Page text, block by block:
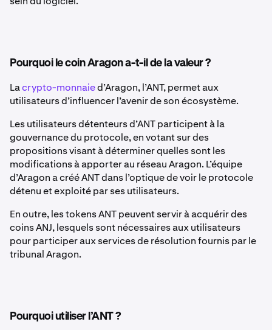
Pourquoi le coin Aragon a-t-il de la valeur ?
Lacrypto-monnaied’Aragon, l’ANT, permet aux
utilisateurs d’influencer l’avenir de son écosystème.
Les utilisateurs détenteurs d’ANT participent à la
gouvernance du protocole, en votant sur des
propositions visant à déterminer quelles sont les
modifications à apporter au réseau Aragon. L’équipe
d’Aragon a créé ANT dans l’optique de voir le protocole
détenu et exploité par ses utilisateurs.
En outre, les tokens ANT peuvent servir à acquérir des
coins ANJ, lesquels sont nécessaires aux utilisateurs
pour participer aux services de résolution fournis par le
tribunal Aragon.
Pourquoi utiliser l’ANT ?